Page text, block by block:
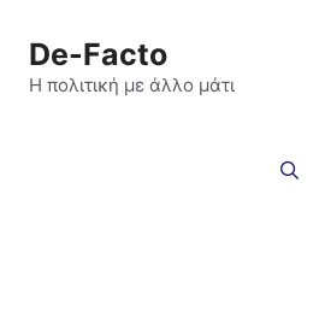
De-Facto
Η πολιτική με άλλο μάτι